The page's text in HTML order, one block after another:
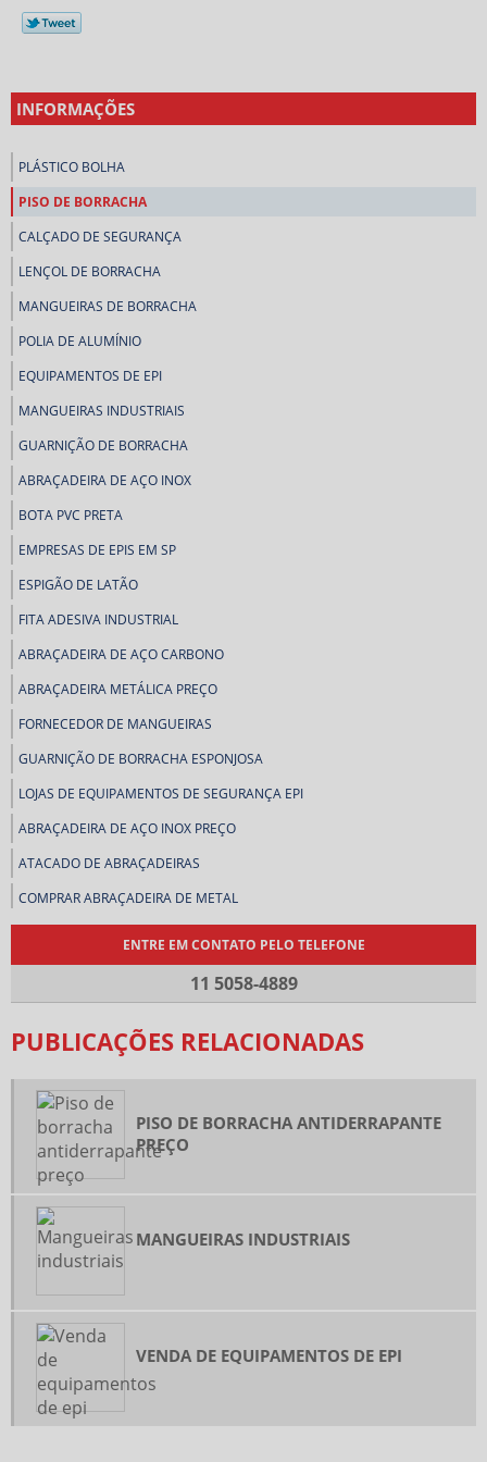
INFORMAÇÕES
PLÁSTICO BOLHA
PISO DE BORRACHA
CALÇADO DE SEGURANÇA
LENÇOL DE BORRACHA
MANGUEIRAS DE BORRACHA
POLIA DE ALUMÍNIO
EQUIPAMENTOS DE EPI
MANGUEIRAS INDUSTRIAIS
GUARNIÇÃO DE BORRACHA
ABRAÇADEIRA DE AÇO INOX
BOTA PVC PRETA
EMPRESAS DE EPIS EM SP
ESPIGÃO DE LATÃO
FITA ADESIVA INDUSTRIAL
ABRAÇADEIRA DE AÇO CARBONO
ABRAÇADEIRA METÁLICA PREÇO
FORNECEDOR DE MANGUEIRAS
GUARNIÇÃO DE BORRACHA ESPONJOSA
LOJAS DE EQUIPAMENTOS DE SEGURANÇA EPI
ABRAÇADEIRA DE AÇO INOX PREÇO
ATACADO DE ABRAÇADEIRAS
COMPRAR ABRAÇADEIRA DE METAL
COMPRAR CORREIAS INDUSTRIAIS
COMPRAR LENÇOL DE BORRACHA
CONEXÃO ESPIGÃO DE LATÃO
DISTRIBUIDOR DE EQUIPAMENTO DE PROTEÇÃO INDIVIDUAL
DISTRIBUIDOR DE LENÇOL DE BORRACHA
EMPRESA DE ABRAÇADEIRAS
FORNECEDOR DE ABRAÇADEIRAS
GUARNIÇÃO DE BORRACHA INDUSTRIAL
VENDA DE EPI ATACADO
VENDA DE EQUIPAMENTOS DE EPI
ATACADO DE PLASTICO BOLHA
ENTRE EM CONTATO PELO TELEFONE
11 5058-4889
PUBLICAÇÕES RELACIONADAS
PISO DE BORRACHA ANTIDERRAPANTE
PREÇO
MANGUEIRAS INDUSTRIAIS
VENDA DE EQUIPAMENTOS DE EPI